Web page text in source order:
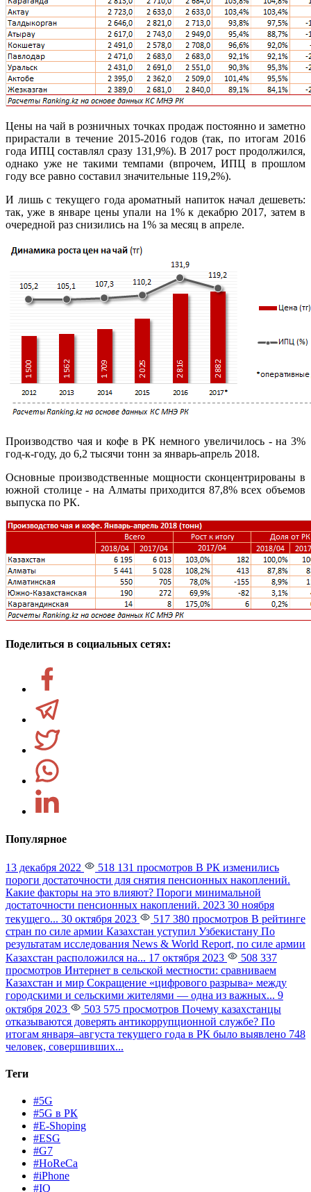
Цены на чай в розничных точках продаж постоянно и заметно
прирастали в течение 2015-2016 годов (так, по итогам 2016
года ИПЦ составлял сразу 131,9%). В 2017 рост продолжился,
однако уже не такими темпами (впрочем, ИПЦ в прошлом
году все равно составил значительные 119,2%).
И лишь с текущего года ароматный напиток начал дешеветь:
так, уже в январе цены упали на 1% к декабрю 2017, затем в
очередной раз снизились на 1% за месяц в апреле.
Производство чая и кофе в РК немного увеличилось - на 3%
год-к-году, до 6,2 тысячи тонн за январь-апрель 2018.
Основные производственные мощности сконцентрированы в
южной столице - на Алматы приходится 87,8% всех объемов
выпуска по РК.
Поделиться в социальных сетях:
Популярное
13 декабря 2022 518 131 просмотров В РК изменились
пороги достаточности для снятия пенсионных накоплений.
Какие факторы на это влияют? Пороги минимальной
достаточности пенсионных накоплений. 2023 30 ноября
текущего... 30 октября 2023 517 380 просмотров В рейтинге
стран по силе армии Казахстан уступил Узбекистану По
результатам исследования News & World Report, по силе армии
Казахстан расположился на... 17 октября 2023
508 337
просмотров Интернет в сельской местности: сравниваем
Казахстан и мир Сокращение «цифрового разрыва» между
городскими и сельскими жителями — одна из важных... 9
октября 2023
503 575 просмотров Почему казахстанцы
отказываются доверять антикоррупционной службе? По
итогам января–августа текущего года в РК было выявлено 748
человек, совершивших...
Теги
#5G
#5G в РК
#E-Shoping
#ESG
#G7
#HoReCa
#iPhone
#IQ